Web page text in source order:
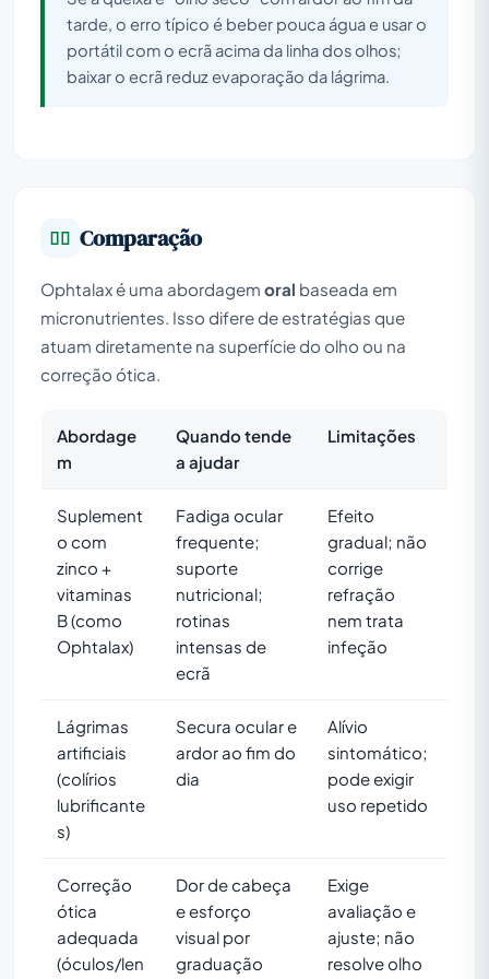
tarde, o erro típico é beber pouca água e usar o
portátil com o ecrã acima da linha dos olhos;
baixar o ecrã reduz evaporação da lágrima.
Comparação
Ophtalax é uma abordagem oral baseada em
micronutrientes. Isso difere de estratégias que
atuam diretamente na superfície do olho ou na
correção ótica.
Abordage
m
Quando tende
a ajudar
Limitações
Suplement
o com
zinco +
vitaminas
B (como
Ophtalax)
Fadiga ocular
frequente;
suporte
nutricional;
rotinas
intensas de
ecrã
Efeito
gradual; não
corrige
refração
nem trata
infeção
Lágrimas
artificiais
(colírios
lubrificante
s)
Secura ocular e
ardor ao fim do
dia
Alívio
sintomático;
pode exigir
uso repetido
Correção
ótica
adequada
(óculos/len
Dor de cabeça
e esforço
visual por
graduação
Exige
avaliação e
ajuste; não
resolve olho